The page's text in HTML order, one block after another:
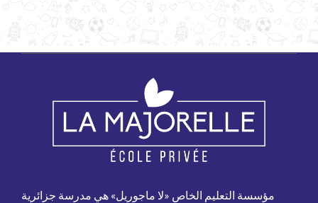
مؤسسة التعليم الخاص «لا ماجوريل» هي مدرسة جزائرية